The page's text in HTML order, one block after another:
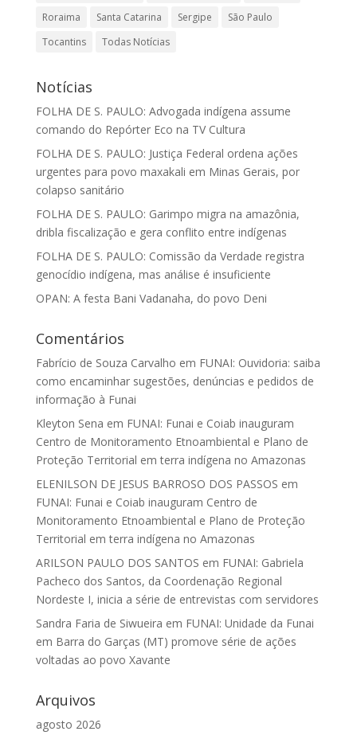
Roraima
Santa Catarina Sergipe
São Paulo
Tocantins
Todas Notícias
Notícias
FOLHA DE S. PAULO: Advogada indígena assume
comando do Repórter Eco na TV Cultura
FOLHA DE S. PAULO: Justiça Federal ordena ações
urgentes para povo maxakali em Minas Gerais, por
colapso sanitário
FOLHA DE S. PAULO: Garimpo migra na amazônia,
dribla fiscalização e gera conflito entre indígenas
FOLHA DE S. PAULO: Comissão da Verdade registra
genocídio indígena, mas análise é insuficiente
OPAN: A festa Bani Vadanaha, do povo Deni
Comentários
Fabrício de Souza Carvalho em FUNAI: Ouvidoria: saiba
como encaminhar sugestões, denúncias e pedidos de
informação à Funai
Kleyton Sena em FUNAI: Funai e Coiab inauguram
Centro de Monitoramento Etnoambiental e Plano de
Proteção Territorial em terra indígena no Amazonas
ELENILSON DE JESUS BARROSO DOS PASSOS em
FUNAI: Funai e Coiab inauguram Centro de
Monitoramento Etnoambiental e Plano de Proteção
Territorial em terra indígena no Amazonas
ARILSON PAULO DOS SANTOS em FUNAI: Gabriela
Pacheco dos Santos, da Coordenação Regional
Nordeste I, inicia a série de entrevistas com servidores
Sandra Faria de Siwueira em FUNAI: Unidade da Funai
em Barra do Garças (MT) promove série de ações
voltadas ao povo Xavante
Arquivos
agosto 2026